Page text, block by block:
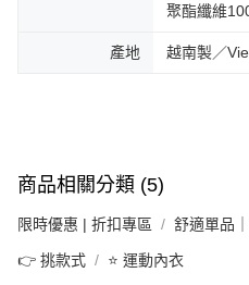
聚酯纖維
產地 越南製／
商品相關分類 (5)
限時優惠 | 折扣專區 舒適單品
👉 挑款式 ⭐ 運動內衣